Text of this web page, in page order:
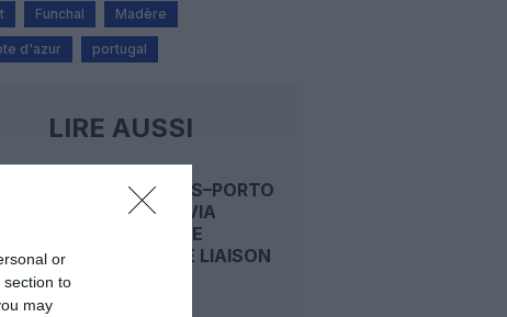
or
section to
may
Funchal Madère
d'azur portugal
LIRE AUSSI
BRUXELLES–PORTO
: TRANSAVIA
OUVRE UNE
NOUVELLE LIAISON